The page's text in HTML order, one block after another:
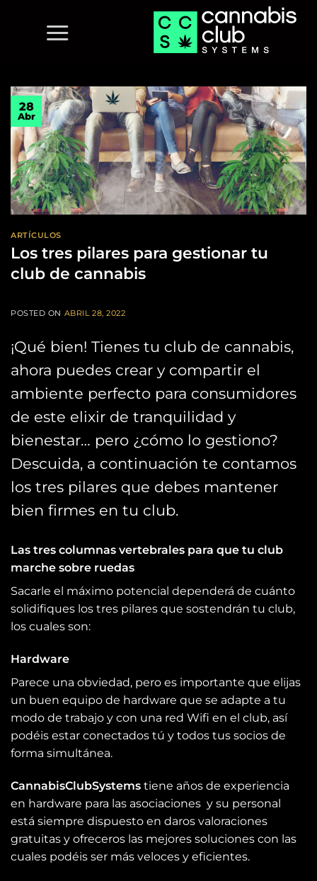
contenido
28
Abr
ARTÍCULOS
Los tres pilares para gestionar tu
club de cannabis
POSTED ON ABRIL 28, 2022
¡Qué bien! Tienes tu club de cannabis,
ahora puedes crear y compartir el
ambiente perfecto para consumidores
de este elixir de tranquilidad y
bienestar… pero ¿cómo lo gestiono?
Descuida, a continuación te contamos
los tres pilares que debes mantener
bien firmes en tu club.
Las tres columnas vertebrales para que tu club
marche sobre ruedas
Sacarle el máximo potencial dependerá de cuánto
solidifiques los tres pilares que sostendrán tu club,
los cuales son:
Hardware
Parece una obviedad, pero es importante que elijas
un buen equipo de hardware que se adapte a tu
modo de trabajo y con una red Wifi en el club, así
podéis estar conectados tú y todos tus socios de
forma simultánea.
CannabisClubSystems tiene años de experiencia
en hardware para las asociaciones y su personal
está siempre dispuesto en daros valoraciones
gratuitas y ofreceros las mejores soluciones con las
cuales podéis ser más veloces y eficientes.